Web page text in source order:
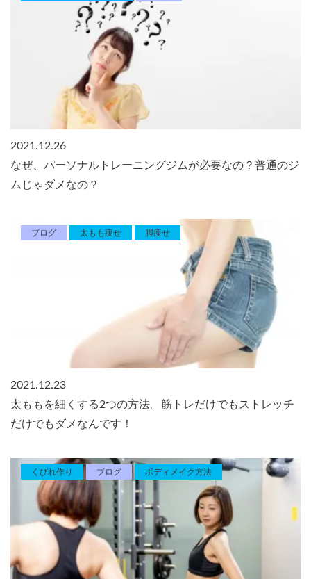
2021.12.26
なぜ、パーソナルトレーニングジムが必要なの？普通のジ
ムじゃダメなの？
ブログ 太もも痩せ 脚痩せ
2021.12.23
太ももを細くする2つの方法。筋トレだけでもストレッチ
だけでもダメなんです！
くびれ作り ブログ ボディメイク方法